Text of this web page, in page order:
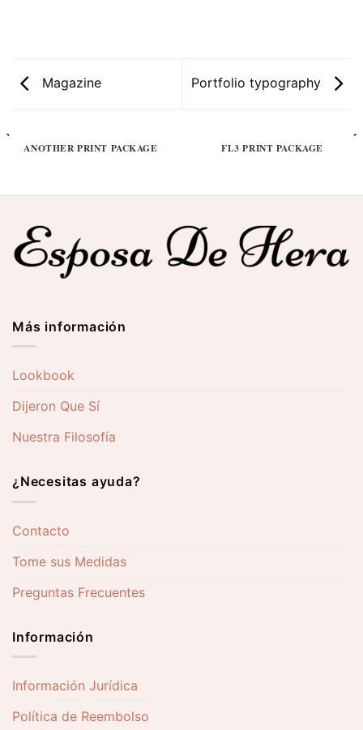
Magazine Portfolio typography
ANOTHER PRINT PACKAGE FL3 PRINT PACKAGE
Más información
Lookbook
Dijeron Que Sí
Nuestra Filosofía
¿Necesitas ayuda?
Contacto
Tome sus Medidas
Preguntas Frecuentes
Información
Información Jurídica
Política de Reembolso